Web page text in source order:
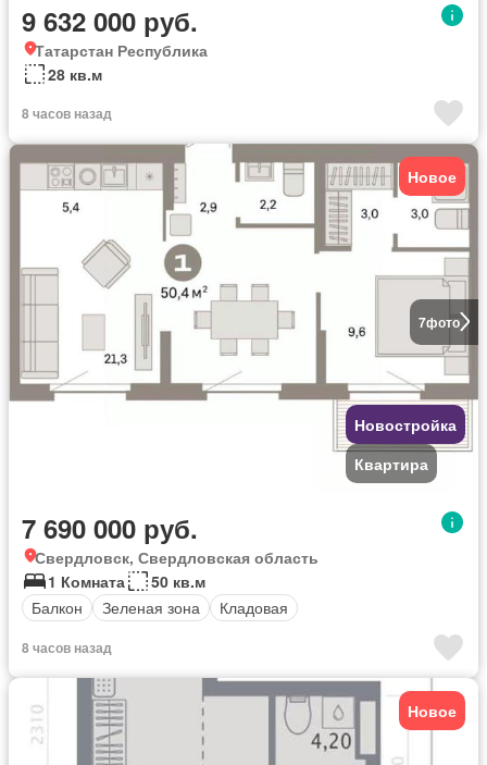
9 632 000 руб.
Татарстан Республика
28 кв.м
8 часов назад
7фото
Новое
Новостройка
Квартира
7 690 000 руб.
Свердловск, Свердловская область
1 Комната
50 кв.м
Балкон
Зеленая зона Кладовая
8 часов назад
Новое